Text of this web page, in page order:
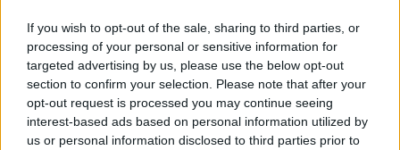
If you wish to opt-out of the sale, sharing to third parties, or
processing of your personal or sensitive information for
targeted advertising by us, please use the below opt-out
section to confirm your selection. Please note that after your
opt-out request is processed you may continue seeing
interest-based ads based on personal information utilized by
us or personal information disclosed to third parties prior to
εάν δεν υπάρχουν αρκετοί εθελοντές για να
καλύψουν τις ανάγκες της, ενώ οι γυναίκες
αυτή τη στιγμή αποτελούν περίπου το 10% του
στρατού, του ναυτικού και της αεροπορίας της
Δανίας.